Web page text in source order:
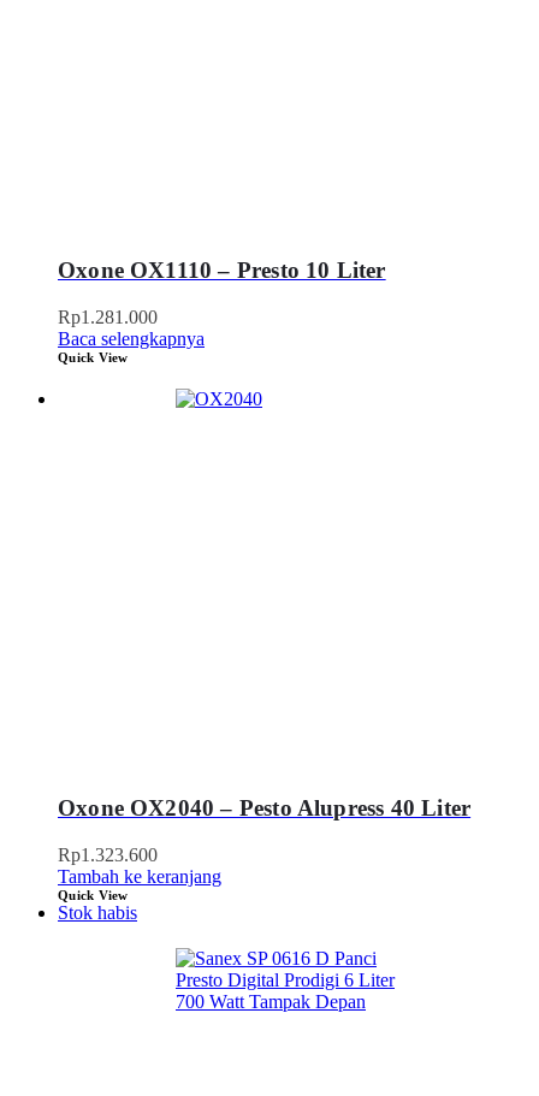
Oxone OX1110 – Presto 10 Liter
Rp1.281.000
Baca selengkapnya
Quick View
Oxone OX2040 – Pesto Alupress 40 Liter
Rp1.323.600
Tambah ke keranjang
Quick View
Stok habis